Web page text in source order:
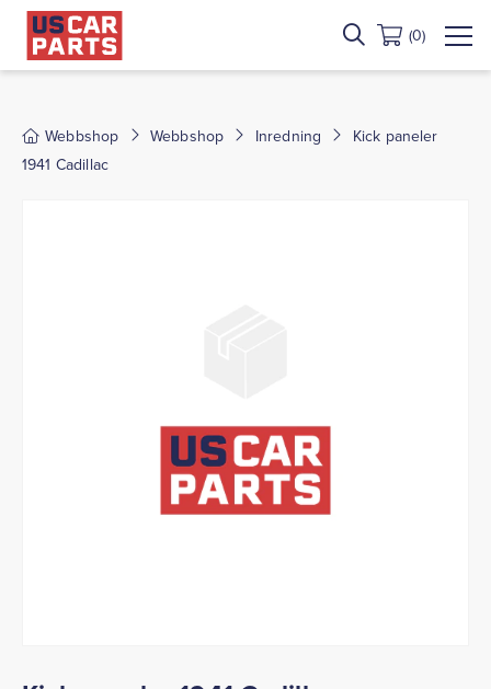
(0)
Webbshop Webbshop Inredning
Kick paneler
1941 Cadillac